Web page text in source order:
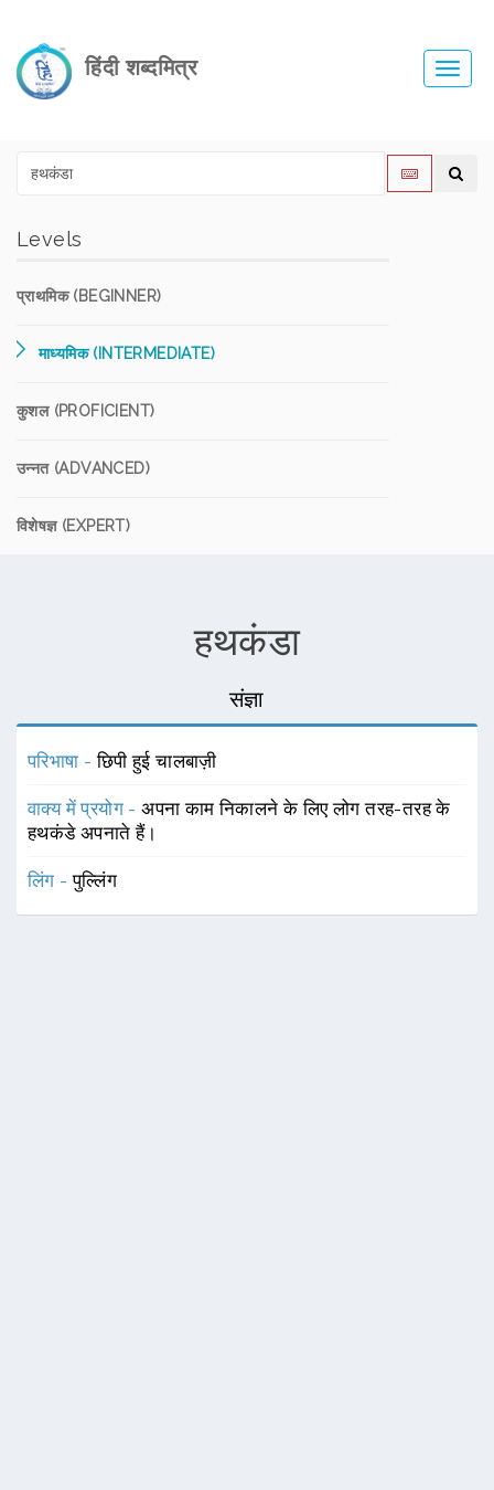
हिंदी शब्दमित्र
Levels
प्राथमिक (BEGINNER)
माध्यमिक (INTERMEDIATE)
कुशल (PROFICIENT)
उन्नत (ADVANCED)
विशेषज्ञ (EXPERT)
हथकंडा
संज्ञा
परिभाषा -छिपी हुई चालबाज़ी
वाक्य में प्रयोग -अपना काम निकालने के लिए लोग तरह-तरह के
हथकंडे अपनाते हैं।
लिंग -पुल्लिंग